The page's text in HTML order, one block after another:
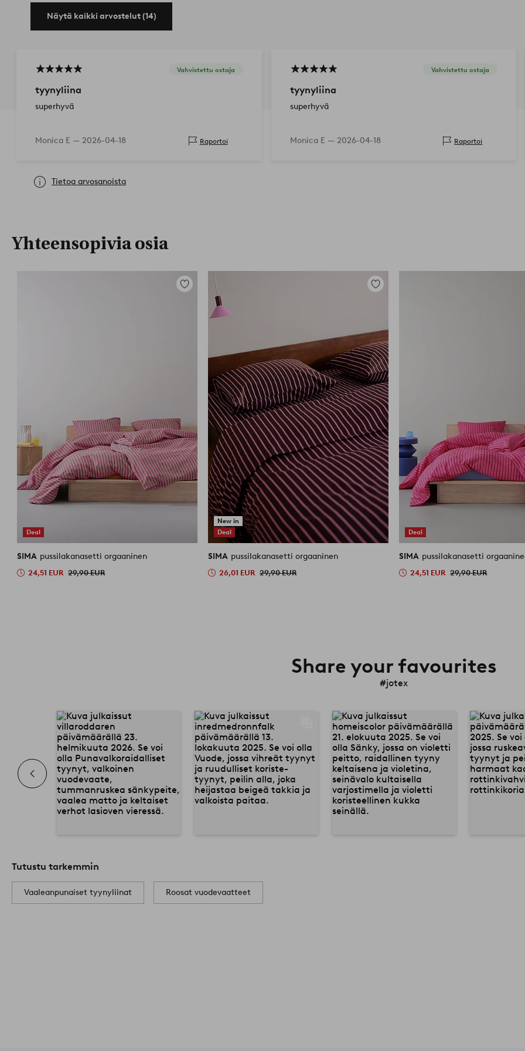
Näytä kaikki arvostelut (14)
Vahvistettu ostaja
tyynyliina
superhyvä
Monica E — 2026-04-18 Raportoi
Vahvistettu ostaja
tyynyliina
superhyvä
Monica E — 2026-04-18 Raportoi
Tietoa arvosanoista
Yhteensopivia osia
Deal
Lisää
suosikkeihin
SIMA pussilakanasetti orgaaninen
24,51 EUR 29,90 EUR
New in
Deal
Lisää
SIMA pussilakanasetti orgaaninen
26,01 EUR 29,90 EUR
Deal
SIMA pussilakanasetti
24,51 EUR 29,90 EUR
Share your favourites
#jotex
Tutustu tarkemmin
Vaaleanpunaiset tyynyliinat Roosat vuodevaatteet